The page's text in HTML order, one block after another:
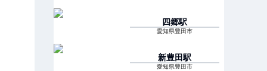
四郷駅
愛知県豊田市
新豊田駅
愛知県豊田市